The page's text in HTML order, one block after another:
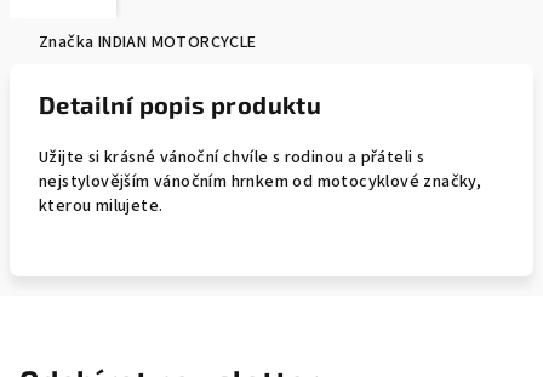
Značka INDIAN MOTORCYCLE
Detailní popis produktu
Užijte si krásné vánoční chvíle s rodinou a přáteli s
nejstylovějším vánočním hrnkem od motocyklové značky,
kterou milujete.